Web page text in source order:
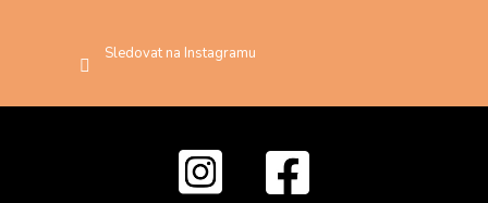
Sledovat na Instagramu